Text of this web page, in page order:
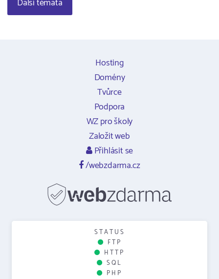
Další témata
Hosting
Domény
Tvůrce
Podpora
WZ pro školy
Založit web
Přihlásit se
/webzdarma.cz
STATUS
FTP
HTTP
SQL
PHP